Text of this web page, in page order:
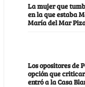
La mujer que
en la que estaba
María del Mar
Los opositores de
opción que
entró a la Casa